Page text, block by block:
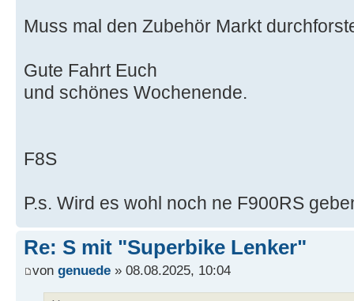
Muss mal den Zubehör Markt
Gute Fahrt Euch
und schönes Wochenende.
F8S
P.s. Wird es wohl noch ne F900RS
Re: S mit "Superbike Lenker"
von genuede » 08.08.2025, 10:04